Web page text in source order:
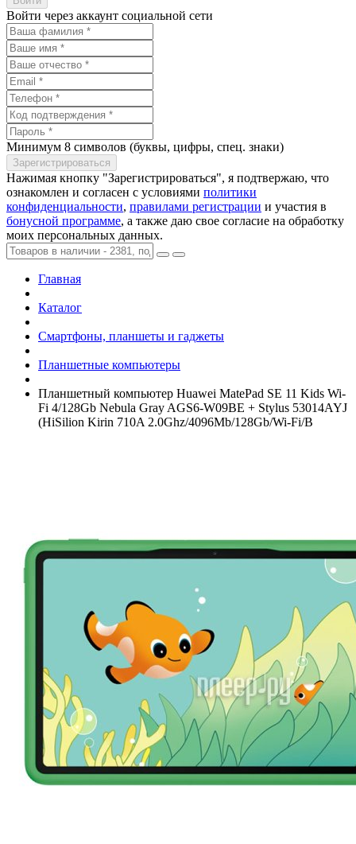
Войти через аккаунт социальной сети
Минимум 8 символов (буквы, цифры, спец. знаки)
Нажимая кнопку "Зарегистрироваться", я подтвержаю, что
ознакомлен и согласен с условиями политики
конфиденциальности, правилами регистрации и участия в
бонусной программе, а также даю свое согласие на обработку
моих персональных данных.
Главная
Каталог
Смартфоны, планшеты и гаджеты
Планшетные компьютеры
Планшетный компьютер Huawei MatePad SE 11 Kids Wi-
Fi 4/­128Gb Nebula Gray AGS6-W09BE +­ Stylus 53014AYJ
(HiSilion Kirin 710A 2.0Ghz/­4096Mb/­128Gb/­Wi-Fi/­B